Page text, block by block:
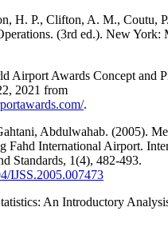
H. P., Clifton, A. M., Coutu,
(3rd ed.). New
Airport Awards Concept and
2021 from
.
Abdulwahab. (2005).
Fahd International Airport.
Standards, 1(4), 482-493.
IJSS.2005.007473
An Introductory